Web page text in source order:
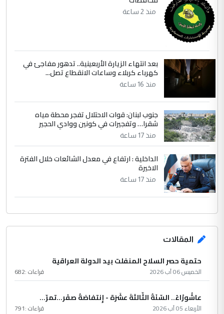
الموضوع :
الجواهري يرد على صدام حسين سل
مضجعيك يابن الزنا (نص كامل)
منذ 2 ساعة
بعد انتهاء الزيارة الأربعينية.. تدهور مفاجئ في
كهرباء كربلاء وساعات الانقطاع تصل...
منذ 16 ساعة
جنوب لبنان: قوات الاحتلال تفجر محطة مياه
شقرا… وتفجيرات في كونين ووادي الحجير
منذ 17 ساعة
الداخلية : ارتفاع في معدل الشائعات خلال الفترة
الاخيرة
منذ 17 ساعة
المقالات
حتمية حصر السلاح المنفلت بيد الدولة العراقية
الخميس 06 آب 2026 قراءات :682
عاشُورْاءُ.. السّنَةُ الثّالثةَ عشَرَة - إِنتفاضةُ صفَر…تمرّ...
الأربعاء 05 آب 2026 قراءات :791